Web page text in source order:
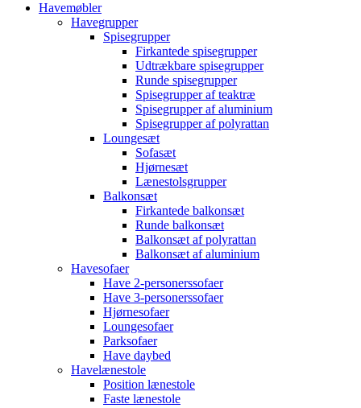
Havemøbler
Havegrupper
Spisegrupper
Firkantede spisegrupper
Udtrækbare spisegrupper
Runde spisegrupper
Spisegrupper af teaktræ
Spisegrupper af aluminium
Spisegrupper af polyrattan
Loungesæt
Sofasæt
Hjørnesæt
Lænestolsgrupper
Balkonsæt
Firkantede balkonsæt
Runde balkonsæt
Balkonsæt af polyrattan
Balkonsæt af aluminium
Havesofaer
Have 2-personerssofaer
Have 3-personerssofaer
Hjørnesofaer
Loungesofaer
Parksofaer
Have daybed
Havelænestole
Position lænestole
Faste lænestole